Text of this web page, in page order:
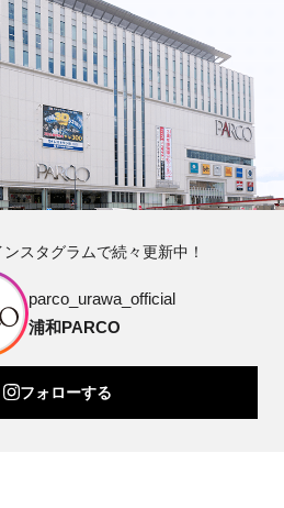
スタグラムで続々更新中！
parco_urawa_official
浦和PARCO
フォローする